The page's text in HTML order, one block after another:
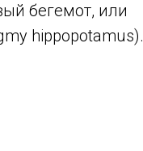
бегемот, или
hippopotamus).